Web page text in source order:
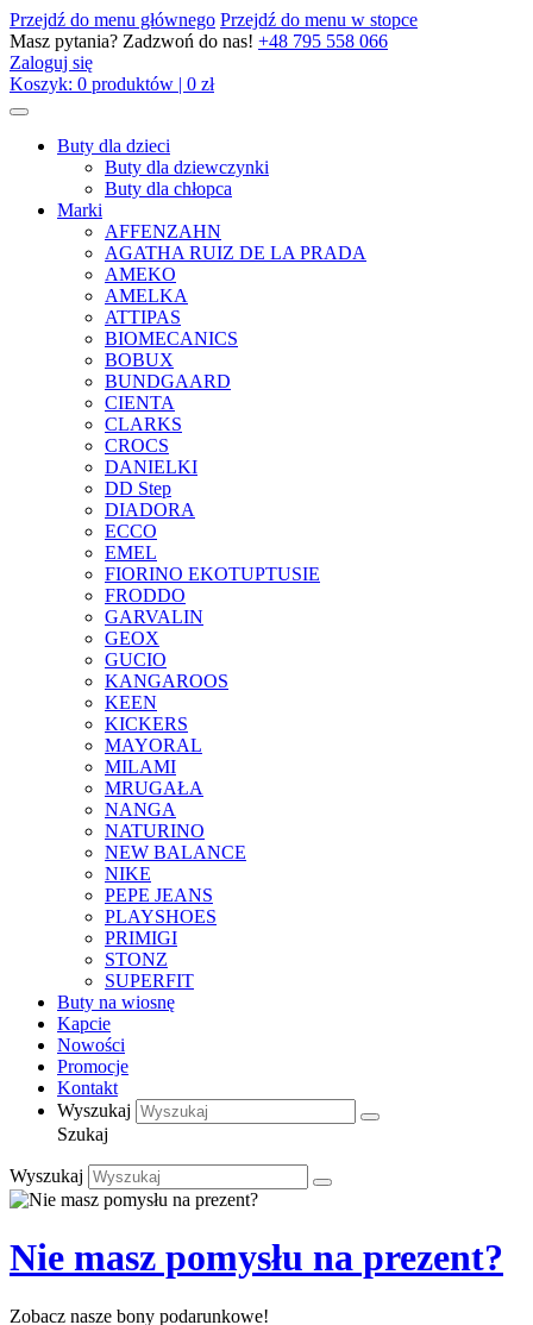
Przejdź do menu głównego Przejdź do menu w stopce
Masz pytania? Zadzwoń do nas! +48 795 558 066
Zaloguj się
Koszyk: 0 produktów | 0 zł
Buty dla dzieci
Buty dla dziewczynki
Buty dla chłopca
Marki
AFFENZAHN
AGATHA RUIZ DE LA PRADA
AMEKO
AMELKA
ATTIPAS
BIOMECANICS
BOBUX
BUNDGAARD
CIENTA
CLARKS
CROCS
DANIELKI
DD Step
DIADORA
ECCO
EMEL
FIORINO EKOTUPTUSIE
FRODDO
GARVALIN
GEOX
GUCIO
KANGAROOS
KEEN
KICKERS
MAYORAL
MILAMI
MRUGAŁA
NANGA
NATURINO
NEW BALANCE
NIKE
PEPE JEANS
PLAYSHOES
PRIMIGI
STONZ
SUPERFIT
Buty na wiosnę
Kapcie
Nowości
Promocje
Kontakt
Wyszukaj
Szukaj
Wyszukaj
Nie masz pomysłu na prezent?
Zobacz nasze bony podarunkowe!